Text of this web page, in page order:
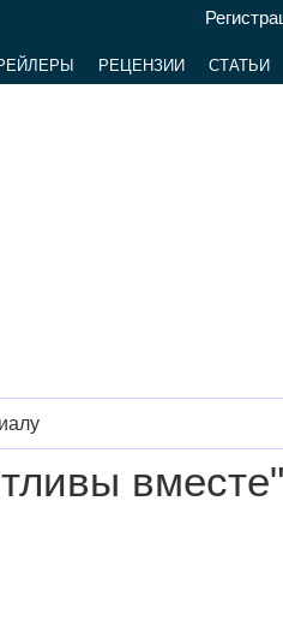
РЕЦЕНЗИИ СТАТЬИ
вместе"